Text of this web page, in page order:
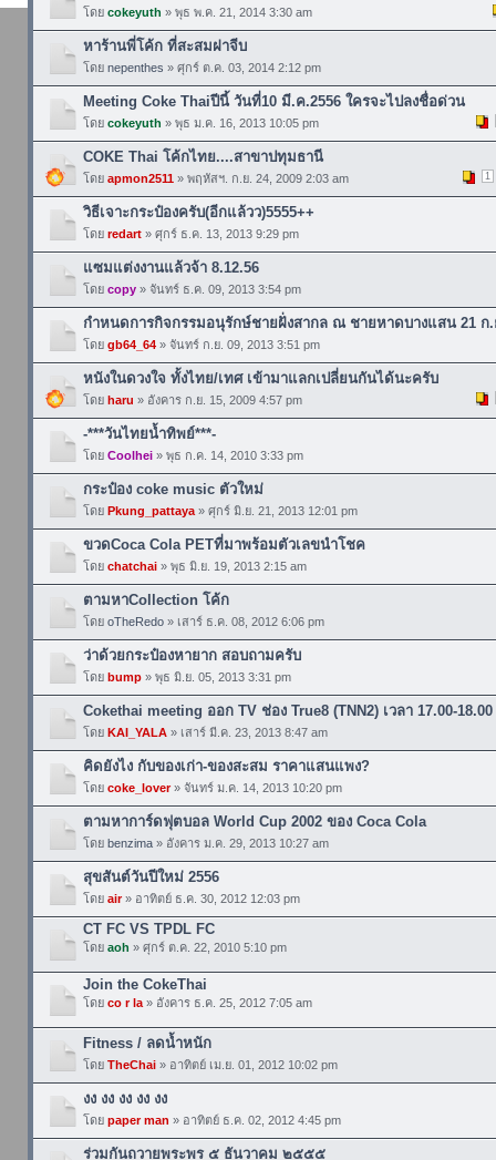
โดย cokeyuth » พุธ พ.ค. 21, 2014 3:30 am
หาร้านพี่โค้ก ที่สะสมฝาจีบ
โดย nepenthes » ศุกร์ ต.ค. 03, 2014 2:12 pm
Meeting Coke Thaiปีนี้ วันที่10 มี.ค.2556 ใครจะไปลงชื่อด่วน
โดย cokeyuth » พุธ ม.ค. 16, 2013 10:05 pm
COKE Thai โค้กไทย....สาขาปทุมธานี
1
โดย apmon2511» พฤหัสฯ. ก.ย. 24, 2009 2:03 am
วิธีเจาะกระป๋องครับ(อีกแล้วว)5555++
โดย redart» ศุกร์ ธ.ค. 13, 2013 9:29 pm
แซมแต่งงานแล้วจ้า 8.12.56
โดย copy» จันทร์ ธ.ค. 09, 2013 3:54 pm
กำหนดการกิจกรรมอนุรักษ์ชายฝั่งสากล ณ ชายหาดบางแสน 21 ก.
โดย gb64_64» จันทร์ ก.ย. 09, 2013 3:51 pm
หนังในดวงใจ ทั้งไทย/เทศ เข้ามาแลกเปลี่ยนกันได้นะครับ
โดย haru » อังคาร ก.ย. 15, 2009 4:57 pm
-***วันไทยน้ำทิพย์***-
โดย Coolhei» พุธ ก.ค. 14, 2010 3:33 pm
กระป๋อง coke music ตัวใหม่
โดย Pkung_pattaya» ศุกร์ มิ.ย. 21, 2013 12:01 pm
ขวดCoca Cola PETที่มาพร้อมตัวเลขนำโชค
โดย chatchai» พุธ มิ.ย. 19, 2013 2:15 am
ตามหาCollection โค้ก
โดย oTheRedo» เสาร์ ธ.ค. 08, 2012 6:06 pm
ว่าด้วยกระป๋องหายาก สอบถามครับ
โดย bump» พุธ มิ.ย. 05, 2013 3:31 pm
Cokethai meeting ออก TV ช่อง True8 (TNN2) เวลา 17.00-18.00
โดย KAI_YALA» เสาร์ มี.ค. 23, 2013 8:47 am
คิดยังไง กับของเก่า-ของสะสม ราคาแสนแพง?
โดย coke_lover» จันทร์ ม.ค. 14, 2013 10:20 pm
ตามหาการ์ดฟุตบอล World Cup 2002 ของ Coca Cola
โดย benzima» อังคาร ม.ค. 29, 2013 10:27 am
สุขสันต์วันปีใหม่ 2556
โดย air» อาทิตย์ ธ.ค. 30, 2012 12:03 pm
CT FC VS TPDL FC
โดย aoh » ศุกร์ ต.ค. 22, 2010 5:10 pm
Join the CokeThai
โดย co r la» อังคาร ธ.ค. 25, 2012 7:05 am
Fitness / ลดน้ำหนัก
โดย TheChai» อาทิตย์ เม.ย. 01, 2012 10:02 pm
งง งง งง งง งง
โดย paper man » อาทิตย์ ธ.ค. 02, 2012 4:45 pm
ร่วมกันถวายพระพร ๕ ธันวาคม ๒๕๕๕